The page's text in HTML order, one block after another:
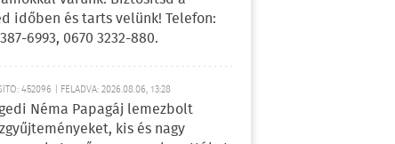
időben és tarts velünk! Telefon:
6993, 0670 3232-880.
452096 | FELADVA: 2026.08.06, 13:28
Néma Papagáj lemezbolt
kis és nagy